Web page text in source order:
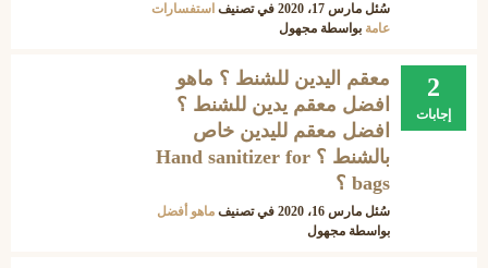
سُئل مارس 17، 2020 في تصنيف استفسارات
عامة بواسطة مجهول
2
إجابات
معقم اليدين للشنط ؟ ماهو
افضل معقم يدين للشنط ؟
افضل معقم لليدين خاص
بالشنط ؟ Hand sanitizer for
bags ؟
سُئل مارس 16، 2020 في تصنيف ماهو أفضل
بواسطة مجهول